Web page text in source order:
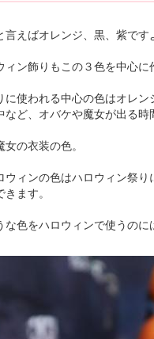
えばオレンジ、黒、紫です
ン飾りもこの３色を中心に
使われる中心の色はオレン
ど、オバケや魔女が出る時
の衣装の色。
ウィンの色はハロウィン祭
ます。
な色をハロウィンで使うのに